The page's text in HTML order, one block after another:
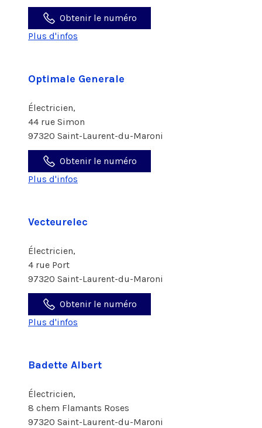
Obtenir le numéro
Plus d'infos
Optimale Generale
Électricien,
44 rue Simon
97320 Saint-Laurent-du-Maroni
Obtenir le numéro
Plus d'infos
Vecteurelec
Électricien,
4 rue Port
97320 Saint-Laurent-du-Maroni
Obtenir le numéro
Plus d'infos
Badette Albert
Électricien,
8 chem Flamants Roses
97320 Saint-Laurent-du-Maroni